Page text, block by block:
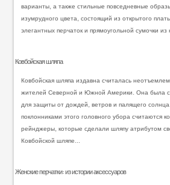
варианты, а также стильные повседневные
изумрудного цвета, состоящий из открытого
элегантных перчаток и прямоугольной сумочки из
Ковбойская шляпа
Ковбойская шляпа издавна считалась
жителей Северной и Южной Америки. Она была
для защиты от дождей, ветров и палящего
поклонниками этого головного убора считаются
рейнджеры, которые сделали шляпу атрибутом
Ковбойской шляпе...
Женские перчатки: из истории аксессуаров